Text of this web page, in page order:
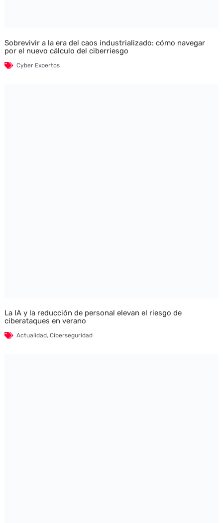
Sobrevivir a la era del caos industrializado: cómo navegar
por el nuevo cálculo del ciberriesgo
Cyber Expertos
La IA y la reducción de personal elevan el riesgo de
ciberataques en verano
Actualidad, Ciberseguridad